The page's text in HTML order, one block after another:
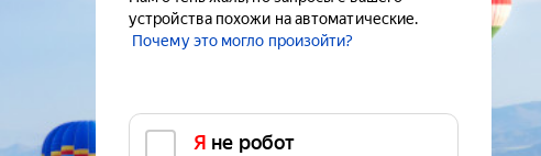
устройства похожи на автоматические.
Почему это могло произойти?
Я не робот